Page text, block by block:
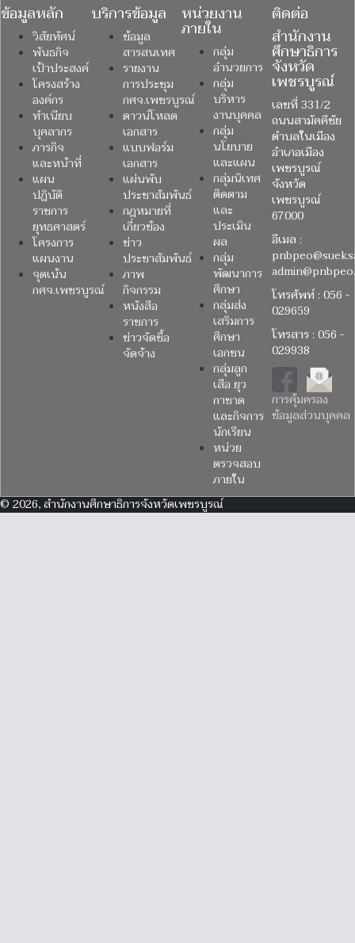
ข้อมูลหลัก
วิสัยทัศน์
พันธกิจ
เป้าประสงค์
โครงสร้าง
องค์กร
ทำเนียบ
บุคลากร
ภารกิจ
และหน้าที่
แผน
ปฏิบัติ
ราชการ
ยุทธศาสตร์
โครงการ
แผนงาน
จุดเน้น
กศจ.เพชรบูรณ์
บริการข้อมูล
ข้อมูล
สารสนเทศ
รายงาน
การประชุม
กศจ.เพชรบูรณ์
ดาวน์โหลด
เอกสาร
แบบฟอร์ม
เอกสาร
แผ่นพับ
ประชาสัมพันธ์
กฎหมายที่
เกี่ยวข้อง
ข่าว
ประชาสัมพันธ์
ภาพ
กิจกรรม
หนังสือ
ราชการ
ข่าวจัดซื้อ
จัดจ้าง
หน่วยงาน
ภายใน
กลุ่ม
อำนวยการ
กลุ่ม
บริหาร
งานบุคคล
กลุ่ม
นโยบาย
และแผน
กลุ่มนิเทศ
ติดตาม
และ
ประเมิน
ผล
กลุ่ม
พัฒนาการ
ศึกษา
กลุ่มส่ง
เสริมการ
ศึกษา
เอกชน
กลุ่มลูก
เสือ ยุว
กาชาด
และกิจการ
นักเรียน
หน่วย
ตรวจสอบ
ภายใน
ติดต่อ
สำนักงาน
ศึกษาธิการ
จังหวัด
เพชรบูรณ์
เลขที่ 331/2
ถนนสามัคคีชัย
ตำบลในเมือง
อำเภอเมือง
เพชรบูรณ์
จังหวัด
เพชรบูรณ์
67000
อีเมล :
โทรศัพท์ : 056 -
029659
โทรสาร : 056 -
029938
การคุ้มครอง
ข้อมูลส่วนบุคคล
© 2026, สำนักงานศึกษาธิการจังหวัดเพชรบูรณ์